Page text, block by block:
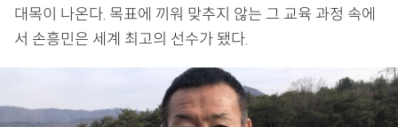
대목이 나온다. 목표에 끼워 맞추지 않는 그 교육 과정 속에
서 손흥민은 세계 최고의 선수가 됐다.